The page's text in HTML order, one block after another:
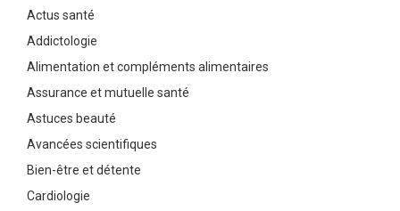
Actus santé
Addictologie
Alimentation et compléments alimentaires
Assurance et mutuelle santé
Astuces beauté
Avancées scientifiques
Bien-être et détente
Cardiologie